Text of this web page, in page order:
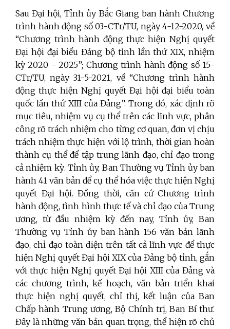
Sau Đại hội, Tỉnh ủy Bắc Giang ban hành Chương
trình hành động số 03-CTr/TU, ngày 4-12-2020, về
“Chương trình hành động thực hiện Nghị quyết
Đại hội đại biểu Đảng bộ tỉnh lần thứ XIX, nhiệm
kỳ 2020 - 2025”; Chương trình hành động số 15-
CTr/TU, ngày 31-5-2021, về “Chương trình hành
động thực hiện Nghị quyết Đại hội đại biểu toàn
quốc lần thứ XIII của Đảng”. Trong đó, xác định rõ
mục tiêu, nhiệm vụ cụ thể trên các lĩnh vực, phân
công rõ trách nhiệm cho từng cơ quan, đơn vị chịu
trách nhiệm thực hiện với lộ trình, thời gian hoàn
thành cụ thể để tập trung lãnh đạo, chỉ đạo trong
cả nhiệm kỳ. Tỉnh ủy, Ban Thường vụ Tỉnh ủy ban
hành 41 văn bản để cụ thể hóa việc thực hiện Nghị
quyết Đại hội. Đồng thời, căn cứ Chương trình
hành động, tình hình thực tế và chỉ đạo của Trung
ương, từ đầu nhiệm kỳ đến nay, Tỉnh ủy, Ban
Thường vụ Tỉnh ủy ban hành 156 văn bản lãnh
đạo, chỉ đạo toàn diện trên tất cả lĩnh vực để thực
hiện Nghị quyết Đại hội XIX của Đảng bộ tỉnh, gắn
với thực hiện Nghị quyết Đại hội XIII của Đảng và
các chương trình, kế hoạch, văn bản triển khai
thực hiện nghị quyết, chỉ thị, kết luận của Ban
Chấp hành Trung ương, Bộ Chính trị, Ban Bí thư.
Đây là những văn bản quan trọng, thể hiện rõ chủ